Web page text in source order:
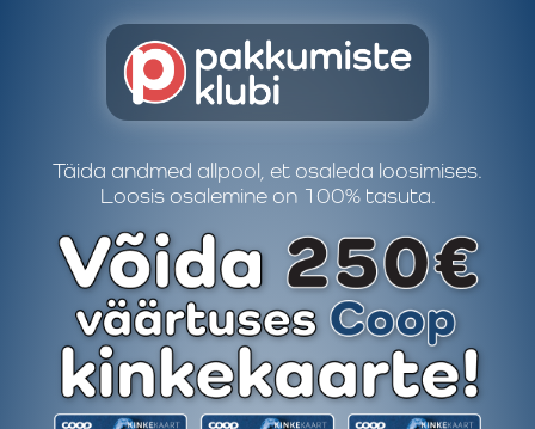
Täida andmed allpool, et osaleda loosimises.
Loosis osalemine on 100% tasuta.